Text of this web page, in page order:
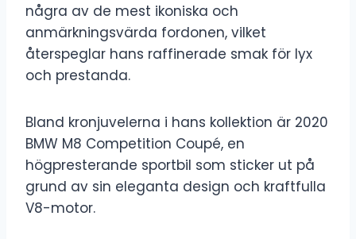
några av de mest ikoniska och
anmärkningsvärda fordonen, vilket
återspeglar hans raffinerade smak för lyx
och prestanda.
Bland kronjuvelerna i hans kollektion är 2020
BMW M8 Competition Coupé, en
högpresterande sportbil som sticker ut på
grund av sin eleganta design och kraftfulla
V8-motor.